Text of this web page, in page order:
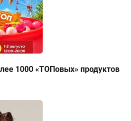
1000 «ТОПовых» продуктов